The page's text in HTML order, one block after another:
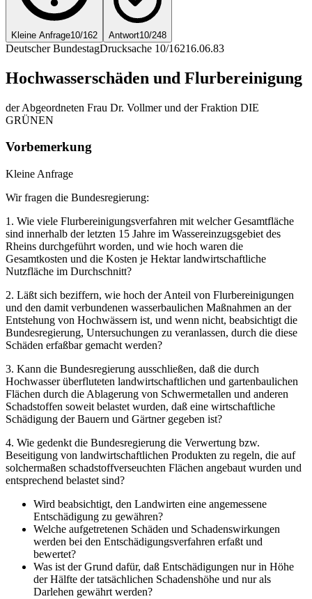
Kleine Anfrage10/162 Antwort10/248
Deutscher BundestagDrucksache 10/16216.06.83
Hochwasserschäden und Flurbereinigung
der Abgeordneten Frau Dr. Vollmer und der Fraktion DIE
GRÜNEN
Vorbemerkung
Kleine Anfrage
Wir fragen die Bundesregierung:
1. Wie viele Flurbereinigungsverfahren mit welcher Gesamtfläche
sind innerhalb der letzten 15 Jahre im Wassereinzugsgebiet des
Rheins durchgeführt worden, und wie hoch waren die
Gesamtkosten und die Kosten je Hektar landwirtschaftliche
Nutzfläche im Durchschnitt?
2. Läßt sich beziffern, wie hoch der Anteil von Flurbereinigungen
und den damit verbundenen wasserbaulichen Maßnahmen an der
Entstehung von Hochwässern ist, und wenn nicht, beabsichtigt die
Bundesregierung, Untersuchungen zu veranlassen, durch die diese
Schäden erfaßbar gemacht werden?
3. Kann die Bundesregierung ausschließen, daß die durch
Hochwasser überfluteten landwirtschaftlichen und gartenbaulichen
Flächen durch die Ablagerung von Schwermetallen und anderen
Schadstoffen soweit belastet wurden, daß eine wirtschaftliche
Schädigung der Bauern und Gärtner gegeben ist?
4. Wie gedenkt die Bundesregierung die Verwertung bzw.
Beseitigung von landwirtschaftlichen Produkten zu regeln, die auf
solchermaßen schadstoffverseuchten Flächen angebaut wurden und
entsprechend belastet sind?
Wird beabsichtigt, den Landwirten eine angemessene
Entschädigung zu gewähren?
Welche aufgetretenen Schäden und Schadenswirkungen
werden bei den Entschädigungsverfahren erfaßt und
bewertet?
Was ist der Grund dafür, daß Entschädigungen nur in Höhe
der Hälfte der tatsächlichen Schadenshöhe und nur als
Darlehen gewährt werden?